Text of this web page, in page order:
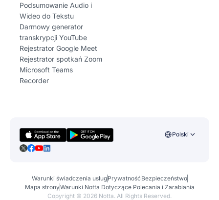
Podsumowanie Audio i
Wideo do Tekstu
Darmowy generator
transkrypcji YouTube
Rejestrator Google Meet
Rejestrator spotkań Zoom
Microsoft Teams
Recorder
Polski
Warunki świadczenia usługPrywatność Bezpieczeństwo
Mapa stronyWarunki Notta Dotyczące Polecania i Zarabiania
Copyright © 2026 Notta. All Rights Reserved.